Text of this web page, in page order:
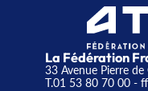
La Fédération
33 Avenue Pierre
T.01 53 80 70 00-